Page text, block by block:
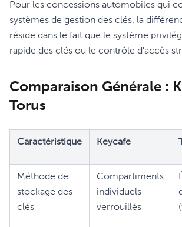
Pour les concessions automobiles qui
systèmes de gestion des clés, la
réside dans le fait que le système
rapide des clés ou le contrôle d'accès
Comparaison Générale :
Torus
Caractéristique Keycafe
Méthode de
stockage des
clés
Compartiments
individuels
verrouillés